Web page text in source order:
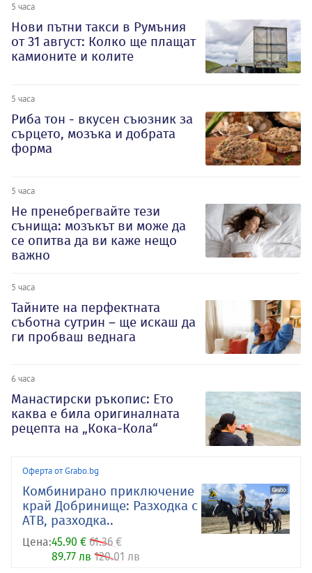
5 часа
Нови пътни такси в Румъния
от 31 август: Колко ще плащат
камионите и колите
5 часа
Риба тон - вкусен съюзник за
сърцето, мозъка и добрата
форма
5 часа
Не пренебрегвайте тези
сънища: мозъкът ви може да
се опитва да ви каже нещо
важно
5 часа
Тайните на перфектната
съботна сутрин – ще искаш да
ги пробваш веднага
6 часа
Манастирски ръкопис: Ето
каква е била оригиналната
рецепта на „Кока-Кола“
Оферта от Grabo.bg
Комбинирано приключение
край Добринище: Разходка с
АТВ, разходка..
Цена:45.90 € 61.36 €
89.77 лв 120.01 лв